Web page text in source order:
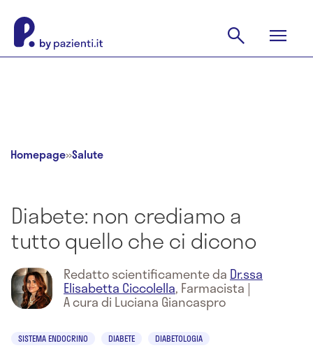
Homepage»Salute
Diabete: non crediamo a
tutto quello che ci dicono
Redatto scientificamente da Dr.ssa
Elisabetta Ciccolella, Farmacista |
A cura di Luciana Giancaspro
SISTEMA ENDOCRINO DIABETE DIABETOLOGIA